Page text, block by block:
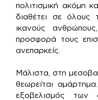
πολιτισμική ακόμη
διαθέτει σε όλους
ικανούς
προσφορά τους
ανεπαρκείς.
Μάλιστα, στη
θεωρείται
εξοβελισμός των